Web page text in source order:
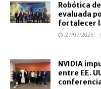
Robótica
evaluada
fortalecer
27/07/2026
NVIDIA
entre EE.